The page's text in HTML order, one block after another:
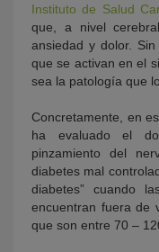
Instituto de Salud
que, a nivel
ansiedad y dolor.
que se activan en el
sea la patología que
Concretamente, en
ha evaluado el
pinzamiento del
diabetes mal
diabetes” cuando
encuentran fuera de
que son entre 70 –